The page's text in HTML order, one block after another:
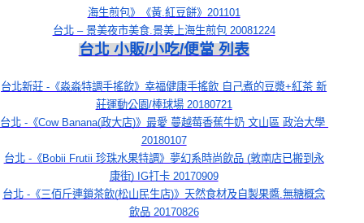
海生煎包》《黃.紅豆餅》201101
台北 – 景美夜市美食.景美上海生煎包 20081224
台北 小販/小吃/便當 列表
台北新莊 -《淼淼特調手搖飲》幸福健康手搖飲 自己煮的豆漿+紅茶 新
莊運動公園/棒球場 20180721
台北 -《Cow Banana(政大店)》最愛 蔓越莓香蕉牛奶 文山區 政治大學
20180107
台北 -《Bobii Frutii 珍珠水果特調》夢幻系時尚飲品 (敦南店已搬到永
康街) IG打卡 20170909
台北 -《三佰斤連鎖茶飲(松山民生店)》天然食材及自製果醬.無糖概念
飲品 20170826